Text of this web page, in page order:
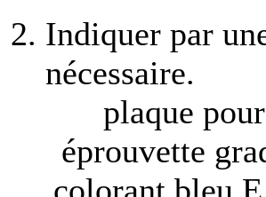
Indiquer par
nécessaire.
plaque
éprouvette